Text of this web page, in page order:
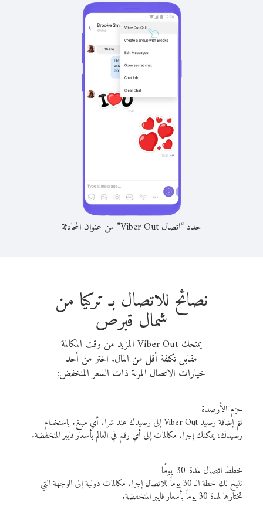
حدد “اتصال Viber Out” من عنوان المحادثة
نصائح للاتصال بـ تركيا من
شمال قبرص
يمنحك Viber Out المزيد من وقت المكالمة
مقابل تكلفة أقل من المال. اختر من أحد
خيارات الاتصال المرنة ذات السعر المنخفض:
حزم الأرصدة
تتم إضافة رصيد Viber Out إلى رصيدك عند شراء أي مبلغ. باستخدام
رصيدك، يمكنك إجراء مكالمات إلى أي رقم في العالم بأسعار فايبر المنخفضة.
خطط اتصال لمدة 30 يومًا
تتيح لك خطة الـ 30 يوماً للاتصال إجراء مكالمات دولية إلى الوجهة التي
تختارها لمدة 30 يوماً بأسعار فايبر المنخفضة.